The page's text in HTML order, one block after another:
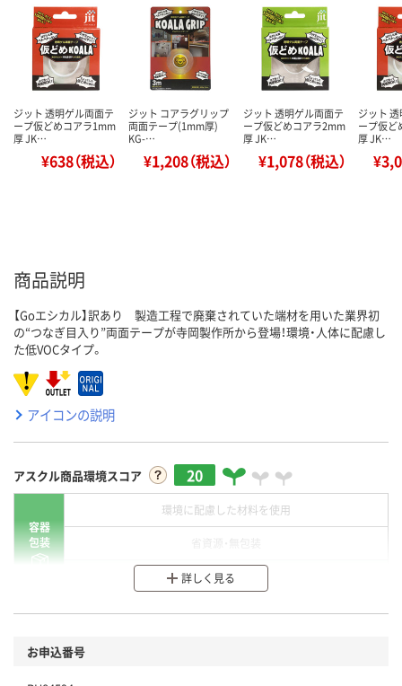
ジット 透明ゲル両面テ
ープ仮どめコアラ1mm
厚 JK…
¥638（税込）
ジット コアラグリップ
両面テープ(1mm厚)
KG-…
¥1,208（税込）
ジット 透明ゲル両面テ
ープ仮どめコアラ2mm
厚 JK…
¥1,078（税込）
ジット
ープ仮ど
厚 JK…
商品説明
【Goエシカル】訳あり 製造工程で廃棄されていた端材を用いた業界初
の“つなぎ目入り”両面テープが寺岡製作所から登場！環境・人体に配慮し
た低VOCタイプ。
アイコンの説明
アスクル商品環境スコア 20
容器
包装
環境に配慮した材料を使用
分別・リサイクルしやすい設計
本体
詳しく見る
お申込番号